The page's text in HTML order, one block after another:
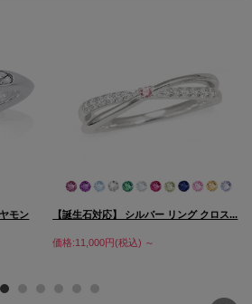
モン
【誕生石対応】 シルバー リング クロス...
価格:11,000円(税込) ～